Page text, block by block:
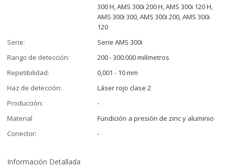
300 H, AMS 300i 200 H, AMS 300i 120 H,
AMS 300i 300, AMS 300i 200, AMS 300i
120
Serie:
Serie AMS 300i
Rango de detección:
200 - 300.000 milímetros
Repetibilidad:
0,001 - 10 mm
Haz de detección:
Láser rojo clase 2
Producción:
-
Material
Fundición a presión de zinc y aluminio
Conector:
-
Información Detallada